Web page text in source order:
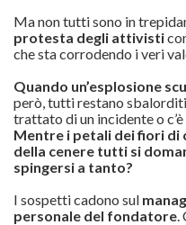
Ma non tutti sono in
protesta degli attivisti
che sta corrodendo i veri
Quando un’esplosione
però, tutti restano
trattato di un incidente o
Mentre i petali dei fiori di
della cenere tutti si
spingersi a tanto?
I sospetti cadono sul
personale del fondatore.